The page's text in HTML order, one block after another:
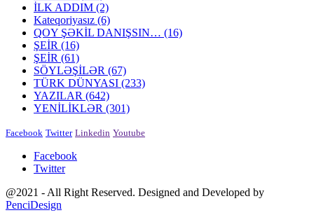
İLK ADDIM (2)
Kateqoriyasız (6)
QOY ŞƏKİL DANIŞSIN… (16)
ŞEİR (16)
ŞEİR (61)
SÖYLƏŞİLƏR (67)
TÜRK DÜNYASI (233)
YAZILAR (642)
YENİLİKLƏR (301)
Facebook Twitter Linkedin Youtube
Facebook
Twitter
@2021 - All Right Reserved. Designed and Developed by
PenciDesign